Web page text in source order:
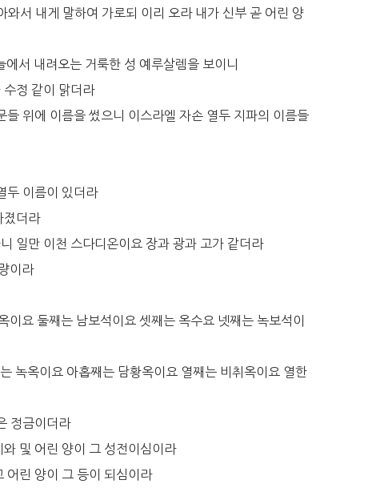
서 내게 말하여 가로되 이리 오라 내가 신부 곧 어린 양
서 내려오는 거룩한 성 예루살렘을 보이니
정 같이 맑더라
위에 이름을 썼으니 이스라엘 자손 열두 지파의 이름들
두 이름이 있더라
졌더라
일만 이천 스다디온이요 장과 광과 고가 같더라
이라
요 둘째는 남보석이요 셋째는 옥수요 넷째는 녹보석이
녹옥이요 아홉째는 담황옥이요 열째는 비취옥이요 열한
정금이더라
및 어린 양이 그 성전이심이라
어린 양이 그 등이 되심이라